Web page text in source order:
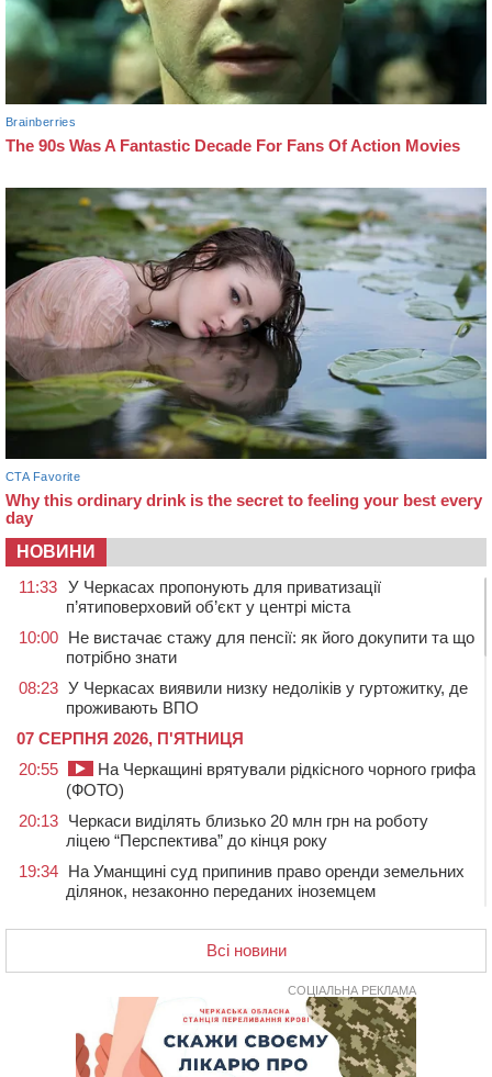
НОВИНИ
11:33 У Черкасах пропонують для приватизації
п’ятиповерховий об’єкт у центрі міста
10:00
Не вистачає стажу для пенсії: як його докупити та що
потрібно знати
08:23 У Черкасах виявили низку недоліків у гуртожитку, де
проживають ВПО
07 СЕРПНЯ 2026, П'ЯТНИЦЯ
20:55
На Черкащині врятували рідкісного чорного грифа
(ФОТО)
20:13 Черкаси виділять близько 20 млн грн на роботу
ліцею “Перспектива” до кінця року
19:34
На Уманщині суд припинив право оренди земельних
ділянок, незаконно переданих іноземцем
стали фіналістками Global Teacher Prize Ukraine 2026
18:23 Зарядка, йога, сапи та нові знайомства: у Черкасах
закрили сезон літнього табору для людей поважного
“Це страшна несправедливість”: мати хворого на
СМА 13-річного хлопця із Драбівщини просить
Всі новини
СОЦІАЛЬНА РЕКЛАМА